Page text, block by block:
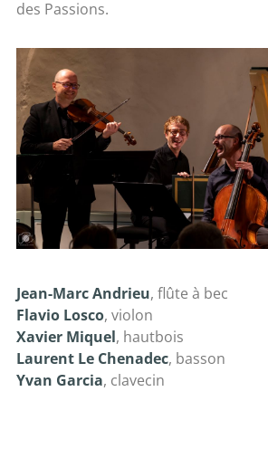
des Passions.
Jean-Marc Andrieu, flûte à bec
Flavio Losco, violon
Xavier Miquel, hautbois
Laurent Le Chenadec, basson
Yvan Garcia, clavecin